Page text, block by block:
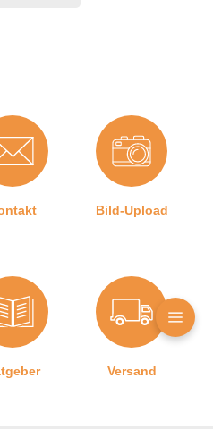
Kotflügel , Tür
Graf-Dichtungen GmbH
(Informationspflichten zur
Straße 12-14
Bild-Upload
Versand